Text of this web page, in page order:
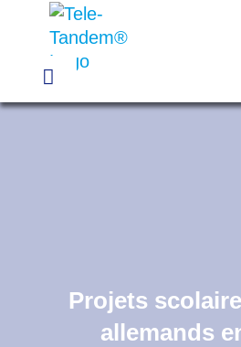
Passer
contenu
Toggle
Navigation
Projets
allemands